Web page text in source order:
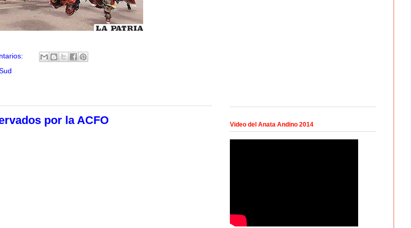
por la ACFO Video del Anata Andino 2014